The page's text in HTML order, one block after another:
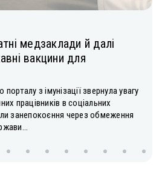
медзаклади й далі
вакцини для
з імунізації звернула увагу
працівників в соціальних
занепокоєння через обмеження